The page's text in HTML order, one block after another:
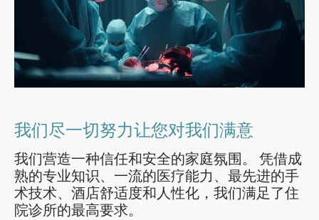
我们尽一切努力让您对我们满意
我们营造一种信任和安全的家庭氛围。 凭借成
熟的专业知识、一流的医疗能力、最先进的手
术技术、酒店舒适度和人性化，我们满足了住
院诊所的最高要求。